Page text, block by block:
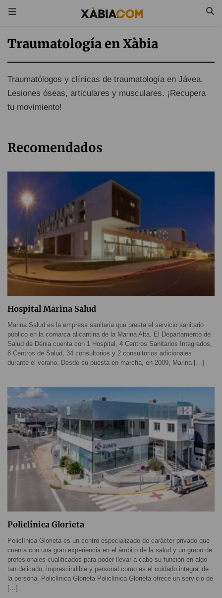
Traumatología en Xàbia
Traumatólogos y clínicas de traumatología en Jávea.
Lesiones óseas, articulares y musculares. ¡Recupera
tu movimiento!
Recomendados
Hospital Marina Salud
Marina Salud es la empresa sanitaria que presta el servicio sanitario
público en la comarca alicantina de la Marina Alta. El Departamento de
Salud de Dénia cuenta con 1 Hospital, 4 Centros Sanitarios Integrados,
8 Centros de Salud, 34 consultorios y 2 consultorios adicionales
durante el verano. Desde su puesta en marcha, en 2009, Marina […]
Policlínica Glorieta
Policlínica Glorieta es un centro especializado de carácter privado que
cuenta con una gran experiencia en el ámbito de la salud y un grupo de
profesionales cualificados para poder llevar a cabo su función en algo
tan delicado, imprescindible y personal como es el cuidado integral de
la persona. Policlínica Glorieta Policlínica Glorieta ofrece un servicio de
[…]